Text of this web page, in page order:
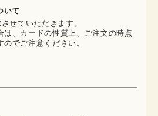
いて
せていただきます。
、カードの性質上、ご注文の時点
でご注意ください。